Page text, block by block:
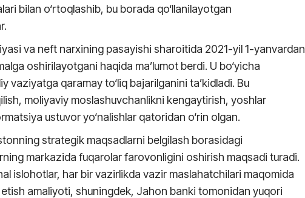
bilan o‘rtoqlashib, bu borada qo‘llanilayotgan
va neft narxining pasayishi sharoitida 2021-yil 1-yanvardan
oshirilayotgani haqida ma’lumot berdi. U bo‘yicha
qaramay to‘liq bajarilganini ta’kidladi. Bu
moliyaviy moslashuvchanlikni kengaytirish, yoshlar
ustuvor yo‘nalishlar qatoridan o‘rin olgan.
strategik maqsadlarni belgilash borasidagi
markazida fuqarolar farovonligini oshirish maqsadi turadi.
islohotlar, har bir vazirlikda vazir maslahatchilari maqomida
amaliyoti, shuningdek, Jahon banki tomonidan yuqori